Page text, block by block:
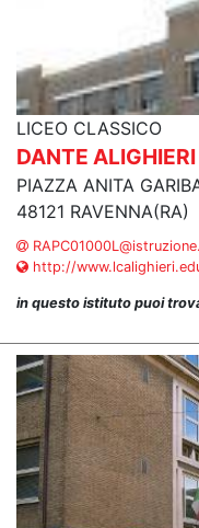
LICEO CLASSICO
DANTE ALIGHIERI
PIAZZA ANITA
48121 RAVENNA(RA)
http://
in questo istituto puoi